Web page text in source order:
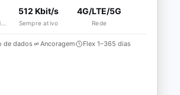
512 Kbit/s
Sempre ativo
4G/LTE/5G
Rede
de dados Ancoragem Flex 1–365 dias